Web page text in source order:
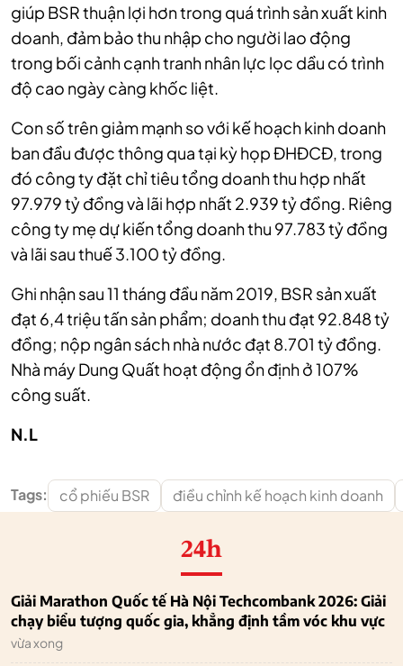
giúp BSR thuận lợi hơn trong quá trình sản xuất kinh
doanh, đảm bảo thu nhập cho người lao động
trong bối cảnh cạnh tranh nhân lực lọc dầu có trình
độ cao ngày càng khốc liệt.
Con số trên giảm mạnh so với kế hoạch kinh doanh
ban đầu được thông qua tại kỳ họp ĐHĐCĐ, trong
đó công ty đặt chỉ tiêu tổng doanh thu hợp nhất
97.979 tỷ đồng và lãi hợp nhất 2.939 tỷ đồng. Riêng
công ty mẹ dự kiến tổng doanh thu 97.783 tỷ đồng
và lãi sau thuế 3.100 tỷ đồng.
Ghi nhận sau 11 tháng đầu năm 2019, BSR sản xuất
đạt 6,4 triệu tấn sản phẩm; doanh thu đạt 92.848 tỷ
đồng; nộp ngân sách nhà nước đạt 8.701 tỷ đồng.
Nhà máy Dung Quất hoạt động ổn định ở 107%
công suất.
N.L
Tags: cổ phiếu BSR điều chỉnh kế hoạch kinh doanh
24h
Giải Marathon Quốc tế Hà Nội Techcombank 2026: Giải
chạy biểu tượng quốc gia, khẳng định tầm vóc khu vực
vừa xong